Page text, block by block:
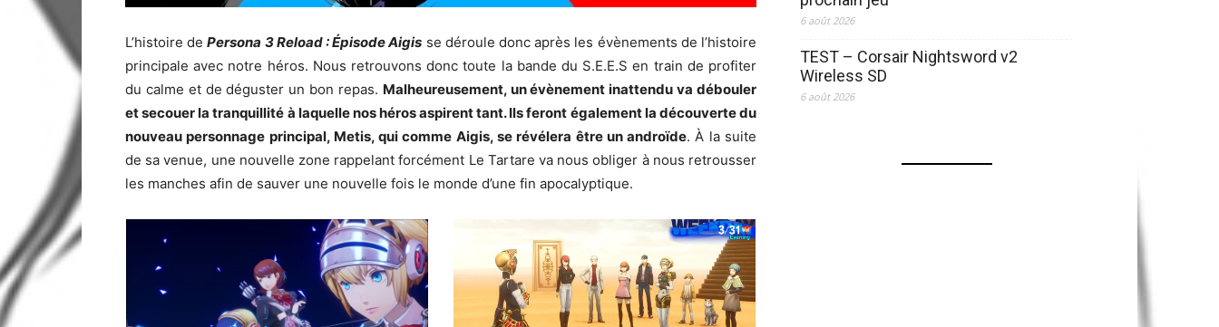
L’histoire dePersona 3 Reload : Épisode Aigis se déroule donc après les évènements de l’histoire
principale avec notre héros. Nous retrouvons donc toute la bande du S.E.E.S en train de profiter
du calme et de déguster un bon repas. Malheureusement, un évènement inattendu va débouler
et secouer la tranquillité à laquelle nos héros aspirent tant. Ils feront également la découverte du
nouveau personnage principal, Metis, qui comme Aigis, se révélera être un androïde. À la suite
de sa venue, une nouvelle zone rappelant forcément Le Tartare va nous obliger à nous retrousser
les manches afin de sauver une nouvelle fois le monde d’une fin apocalyptique.
6 août 2026
TEST – Corsair Nightsword v2
Wireless SD
6 août 2026